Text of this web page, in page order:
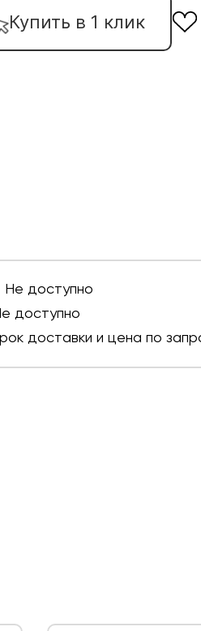
Купить в 1 клик
Не доступно
доступно
доставки и цена по